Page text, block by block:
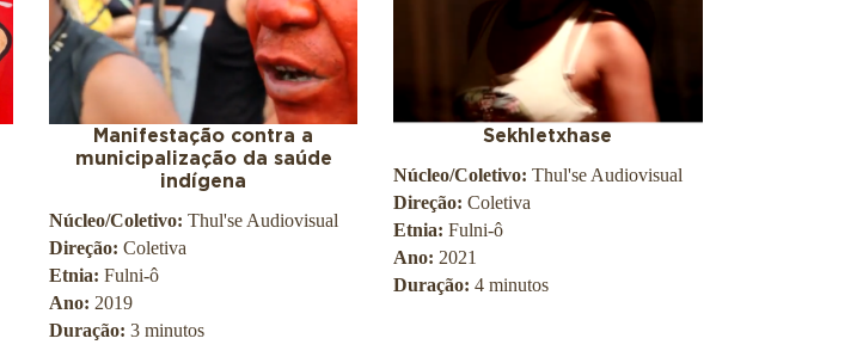
Manifestação contra a
municipalização da saúde
indígena
Núcleo/Coletivo:Thul'se Audiovisual
Direção:Coletiva
Etnia:Fulni-ô
Ano: 2019
Duração:3 minutos
Sekhletxhase
Núcleo/Coletivo:Thul'se Audiovisual
Direção:Coletiva
Etnia:Fulni-ô
Ano: 2021
Duração:4 minutos